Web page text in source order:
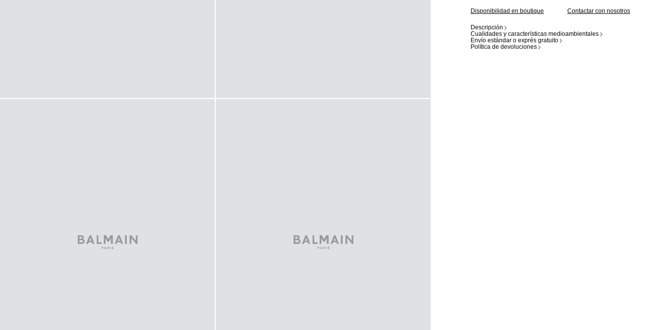
Disponibilidad en boutique Contactar con nosotros
Descripción
Cualidades y características medioambientales
Envío estándar o exprés gratuito
Política de devoluciones